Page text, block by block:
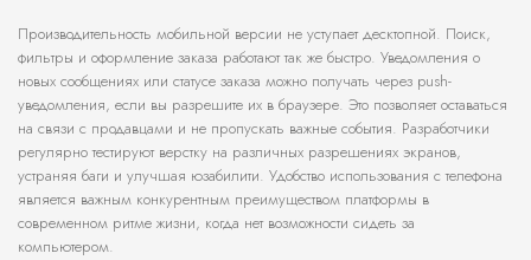
Производительность мобильной версии не уступает десктопной. Поиск,
фильтры и оформление заказа работают так же быстро. Уведомления о
новых сообщениях или статусе заказа можно получать через push-
уведомления, если вы разрешите их в браузере. Это позволяет оставаться
на связи с продавцами и не пропускать важные события. Разработчики
регулярно тестируют верстку на различных разрешениях экранов,
устраняя баги и улучшая юзабилити. Удобство использования с телефона
является важным конкурентным преимуществом платформы в
современном ритме жизни, когда нет возможности сидеть за
компьютером.